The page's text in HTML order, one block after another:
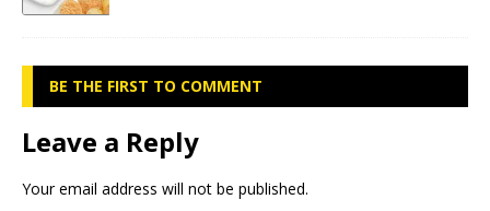
BE THE FIRST TO COMMENT
Leave a Reply
Your email address will not be published.